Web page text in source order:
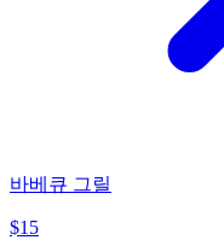
바베큐 그릴
$15